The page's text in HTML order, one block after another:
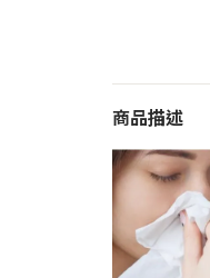
商品描述